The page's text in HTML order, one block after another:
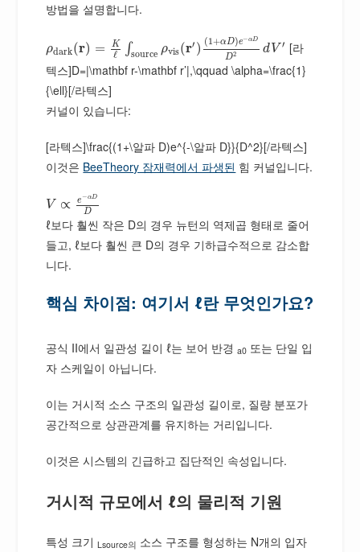
방법을 설명합니다.
ρdark(r) = K
ℓ ∫source ρvis(r′ ) (1+αD)e−αD
D2 dV ′ [라
텍스]D=|\mathbf r-\mathbf r’|,\qquad \alpha=\frac{1}
{\ell}[/라텍스]
커널이 있습니다:
[라텍스]\frac{(1+\알파 D)e^{-\알파 D}}{D^2}[/라텍스]
이것은 BeeTheory 잠재력에서 파생된 힘 커널입니다.
V ∝ e −αD
D
ℓ보다 훨씬 작은 D의 경우 뉴턴의 역제곱 형태로 줄어
들고, ℓ보다 훨씬 큰 D의 경우 기하급수적으로 감소합
니다.
핵심 차이점: 여기서 ℓ란 무엇인가요?
공식 II에서 일관성 길이 ℓ는 보어 반경a0 또는 단일 입
자 스케일이 아닙니다.
이는 거시적 소스 구조의 일관성 길이로, 질량 분포가
공간적으로 상관관계를 유지하는 거리입니다.
이것은 시스템의 긴급하고 집단적인 속성입니다.
거시적 규모에서 ℓ의 물리적 기원
특성 크기Lsource의 소스 구조를 형성하는 N개의 입자